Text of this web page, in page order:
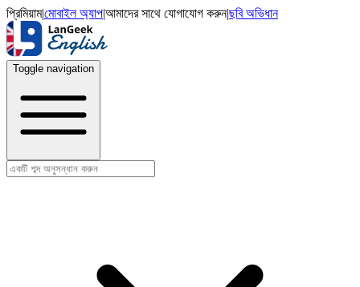
প্রিমিয়াম|মোবাইল অ্যাপ|আমাদের সাথে যোগাযোগ করুন|ছবি অভিধান
Toggle navigation